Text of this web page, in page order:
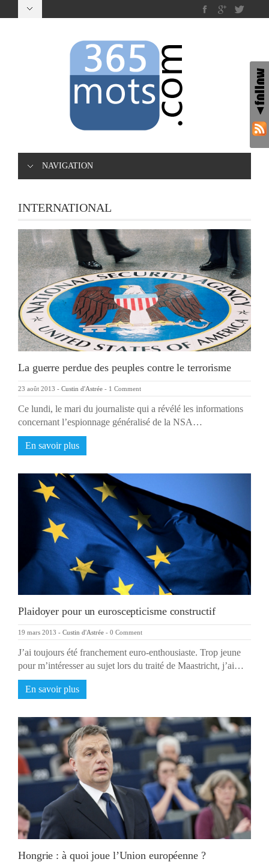
NAVIGATION
INTERNATIONAL
La guerre perdue des peuples contre le terrorisme
23 août 2013 - Custin d'Astrée - 1 Comment
Ce lundi, le mari du journaliste qui a révélé les informations
concernant l’espionnage généralisé de la NSA…
En savoir plus
Plaidoyer pour un euroscepticisme constructif
19 mars 2013 - Custin d'Astrée - 0 Comment
J’ai toujours été franchement euro-enthousiaste. Trop jeune
pour m’intéresser au sujet lors du traité de Maastricht, j’ai…
En savoir plus
Hongrie : à quoi joue l’Union européenne ?